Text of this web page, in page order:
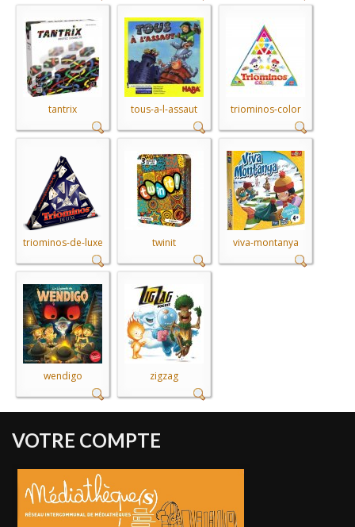
tantrix tous-a-l-assaut triominos-color
triominos-de-luxe twinit viva-montanya
wendigo zigzag
VOTRE COMPTE